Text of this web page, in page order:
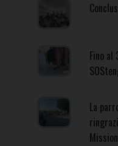
Fino al
La